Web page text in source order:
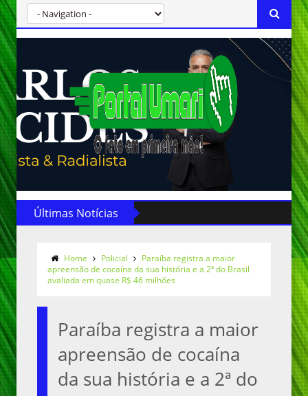
Últimas Notícias
Home Policial
Paraíba registra a maior
apreensão de cocaína da sua história e a 2ª do Brasil
avaliada em quase R$ 46 milhões
Paraíba registra a maior
apreensão de cocaína
da sua história e a 2ª do